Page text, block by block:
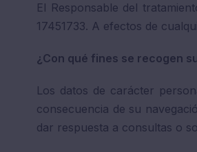
El Responsable del
17451733. A efectos de
¿Con qué fines se recogen
Los datos de carácter
consecuencia de su
dar respuesta a consultas o